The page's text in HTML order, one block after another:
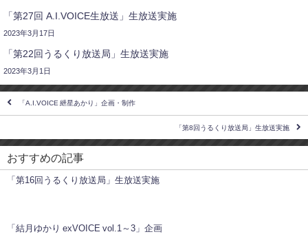
「第27回 A.I.VOICE生放送」生放送実施
2023年3月17日
「第22回うるくり放送局」生放送実施
2023年3月1日
「A.I.VOICE 紲星あかり」企画・制作
「第8回うるくり放送局」生放送実施
おすすめの記事
「第16回うるくり放送局」生放送実施
「結月ゆかり exVOICE vol.1～3」企画